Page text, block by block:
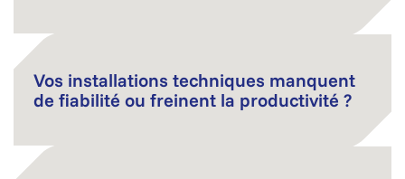
Vos installations techniques manquent
de fiabilité ou freinent la productivité ?